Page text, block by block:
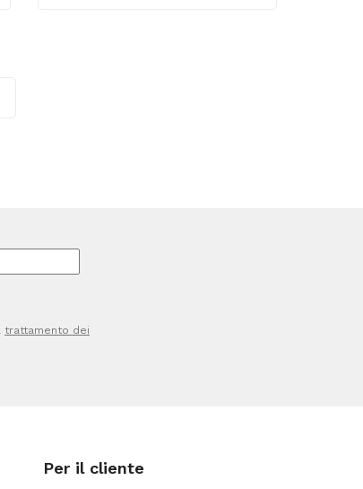
trattamento dei
Per il cliente